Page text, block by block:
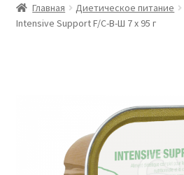
Виды доставки
Главная Диетическое питание
Intensive Support F/C-В-Ш 7 х 95 г